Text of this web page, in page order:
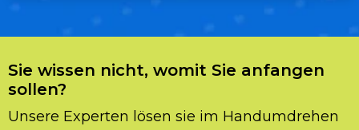
Sie wissen nicht, womit Sie anfangen
sollen?
Unsere Experten lösen sie im Handumdrehen